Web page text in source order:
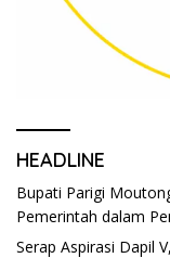
HEADLINE
Bupati Parigi
Pemerintah dalam
Serap Aspirasi Dapil